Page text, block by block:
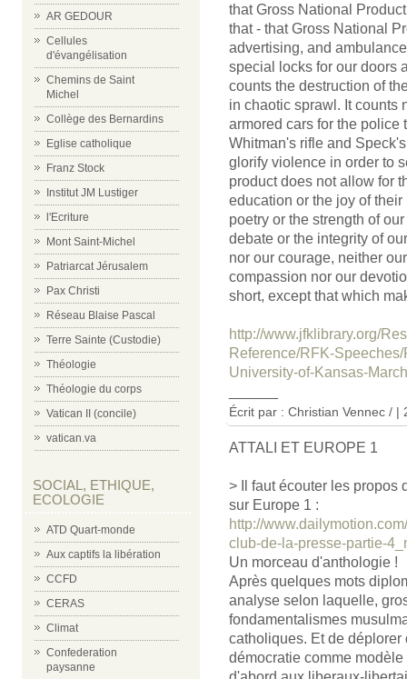
AR GEDOUR
Cellules
d'évangélisation
Chemins de Saint
Michel
Collège des Bernardins
Eglise catholique
Franz Stock
Institut JM Lustiger
l'Ecriture
Mont Saint-Michel
Patriarcat Jérusalem
Pax Christi
Réseau Blaise Pascal
Terre Sainte (Custodie)
Théologie
Théologie du corps
Vatican II (concile)
vatican.va
SOCIAL, ETHIQUE,
ECOLOGIE
ATD Quart-monde
Aux captifs la libération
CCFD
CERAS
Climat
Confederation
paysanne
that Gross National
that - that Gross National
advertising, and
special locks for our doors
counts the destruction of
in chaotic sprawl. It counts
armored cars for the police
Whitman's rifle and
glorify violence in order to
product does not allow for
education or the joy of
poetry or the strength of
debate or the integrity of
nor our courage, neither
compassion nor our
short, except that which
http://www.jfklibrary.org/
Reference/RFK-
University-of-Kansas-
Écrit par : Christian Vennec / |
ATTALI ET EUROPE 1
> Il faut écouter les propos
sur Europe 1 :
http://
club-de-la-presse-partie-
Un morceau d'anthologie !
Après quelques mots
analyse selon laquelle,
fondamentalismes
catholiques. Et de
démocratie comme